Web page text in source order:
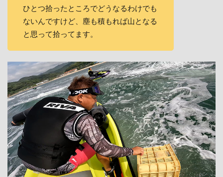
ひとつ拾ったところでどうなるわけでも
ないんですけど、塵も積もれば山となる
と思って拾ってます。